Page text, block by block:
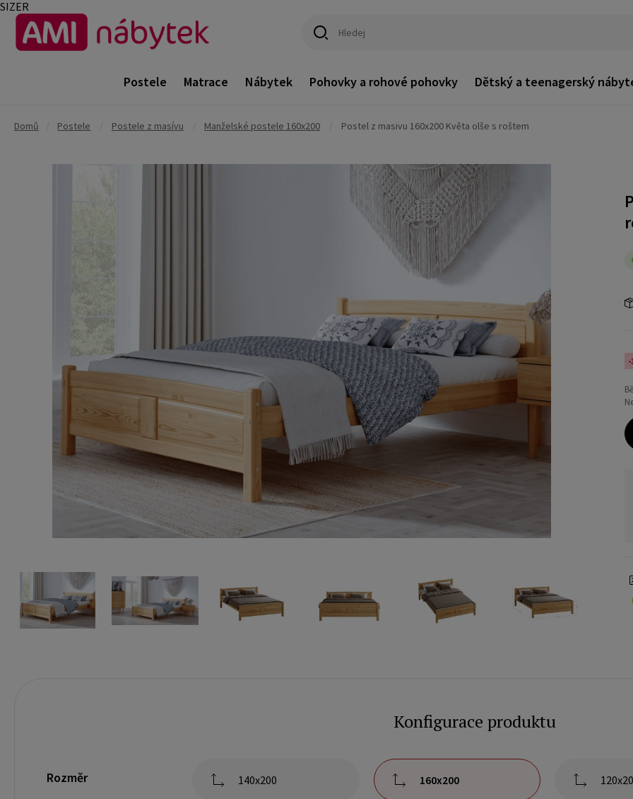
Postele Matrace Nábytek Pohovky a rohové pohovky Dětský a teenagerský
Domů Postele Postele z masívu Manželské postele 160x200 Postel z masivu 160x200 Květa olše s roštem
-
Konfigurace produktu
Rozměr 140x200 160x200
SIZER